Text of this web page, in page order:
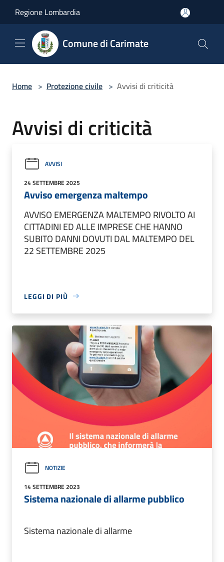
Regione Lombardia
Comune di Carimate
Home > Protezione civile > Avvisi di criticità
Avvisi di criticità
AVVISI
24 SETTEMBRE 2025
Avviso emergenza maltempo
AVVISO EMERGENZA MALTEMPO RIVOLTO AI
CITTADINI ED ALLE IMPRESE CHE HANNO
SUBITO DANNI DOVUTI DAL MALTEMPO DEL
22 SETTEMBRE 2025
LEGGI DI PIÙ
NOTIZIE
14 SETTEMBRE 2023
Sistema nazionale di allarme pubblico
Sistema nazionale di allarme